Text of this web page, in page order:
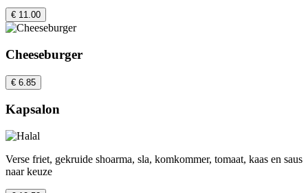
€ 11.00
Cheeseburger
€ 6.85
Kapsalon
Verse friet, gekruide shoarma, sla, komkommer, tomaat, kaas en saus
naar keuze